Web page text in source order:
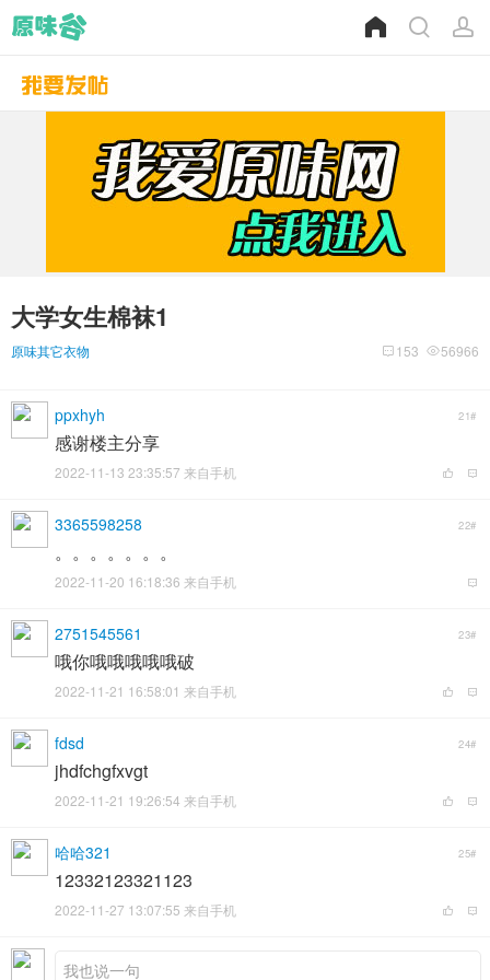
大学女生棉袜1
原味其它衣物 56966
153
ppxhyh 21#
感谢楼主分享
2022-11-13 23:35:57 来自手机
3365598258 22#
。。。。。。。
2022-11-20 16:18:36 来自手机
2751545561 23#
哦你哦哦哦哦哦破
2022-11-21 16:58:01 来自手机
fdsd 24#
jhdfchgfxvgt
2022-11-21 19:26:54 来自手机
哈哈321 25#
12332123321123
2022-11-27 13:07:55 来自手机